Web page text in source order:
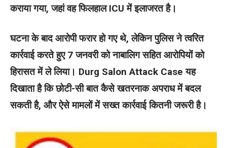
कराया गया, जहां वह फिलहाल ICU में इलाजरत है।
घटना के बाद आरोपी फरार हो गए थे, लेकिन पुलिस ने त्वरित
कार्रवाई करते हुए 7 जनवरी को नाबालिग सहित आरोपियों को
हिरासत में ले लिया। Durg Salon Attack Case यह
दिखाता है कि छोटी-सी बात कैसे खतरनाक अपराध में बदल
सकती है, और ऐसे मामलों में सख्त कार्रवाई कितनी जरूरी है।